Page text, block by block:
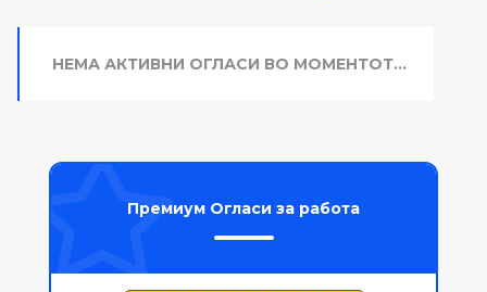
НЕМА АКТИВНИ ОГЛАСИ ВО МОМЕНТОТ...
Премиум Огласи за работа